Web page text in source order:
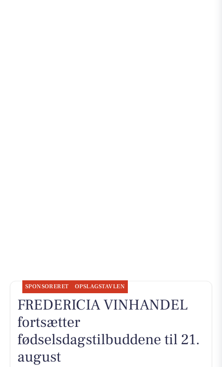
SPONSORERET OPSLAGSTAVLEN
FREDERICIA VINHANDEL
fortsætter
fødselsdagstilbuddene til 21.
august